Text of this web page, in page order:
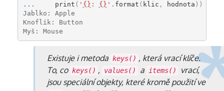
... print ( ' {} : {} ' . format ( klic , hodnota ))
Jablko: Apple
Knoflík: Button
Myš: Mouse
Existuje i metoda keys() , která vrací klíče.
To, co keys() , values() a items()
vrací,
jsou speciální objekty, které kromě použití ve